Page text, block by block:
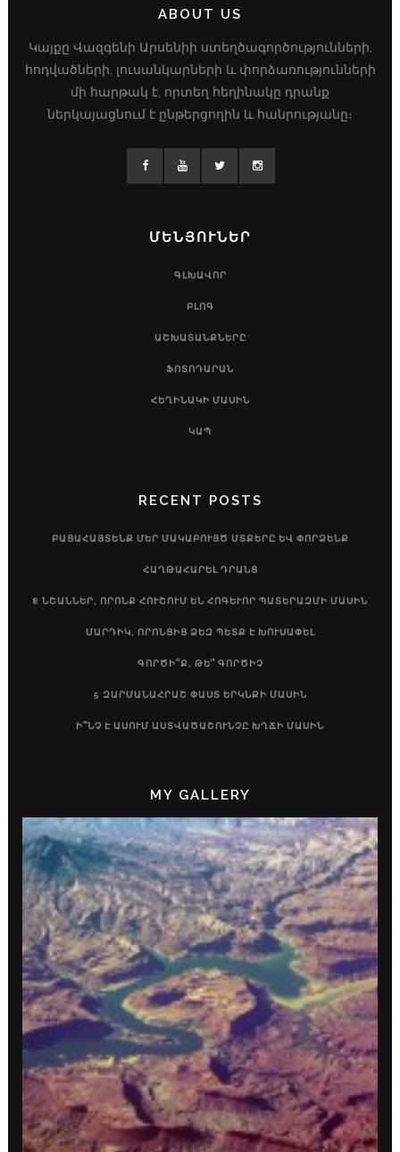
ABOUT US
Կայքը Վազգենի Արսենիի ստեղծագործությունների,
հոդվածների, լուսանկարների և փորձառությունների
մի հարթակ է, որտեղ հեղինակը դրանք
ներկայացնում է ընթերցողին և հանրությանը։
ՄԵՆՅՈՒՆԵՐ
ԳԼԽԱՎՈՐ
ԲԼՈԳ
ԱՇԽԱՏԱՆՔՆԵՐԸ
ՖՈՏՈԴԱՐԱՆ
ՀԵՂԻՆԱԿԻ ՄԱՍԻՆ
ԿԱՊ
RECENT POSTS
ԲԱՑԱՀԱՅՏԵՆՔ ՄԵՐ ՄԱԿԱԲՈՒՅԾ ՄՏՔԵՐԸ ԵՎ ՓՈՐՁԵՆՔ
ՀԱՂԹԱՀԱՐԵԼ ԴՐԱՆՑ
8 ՆՇԱՆՆԵՐ, ՈՐՈՆՔ ՀՈՒՇՈՒՄ ԵՆ ՀՈԳԵՒՈՐ ՊԱՏԵՐԱԶՄԻ ՄԱՍԻՆ
ՄԱՐԴԻԿ, ՈՐՈՆՑԻՑ ՁԵԶ ՊԵՏՔ Է ԽՈՒՍԱՓԵԼ
ԳՈՐԾԻ՞Ք, ԹԵ՞ ԳՈՐԾԻՉ
5 ԶԱՐՄԱՆԱՀՐԱՇ ՓԱՍՏ ԵՐԿՆՔԻ ՄԱՍԻՆ
Ի՞ՆՉ Է ԱՍՈՒՄ ԱՍՏՎԱԾԱՇՈՒՆՉԸ ԽՂՃԻ ՄԱՍԻՆ
MY GALLERY